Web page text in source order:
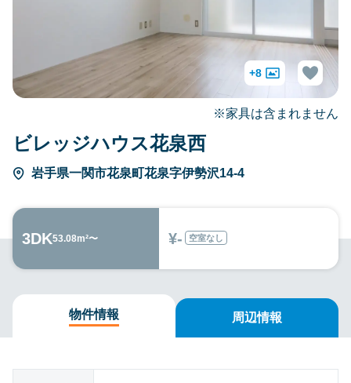
ビレッジハウス花泉西
岩手県一関市花泉町花泉字伊勢沢14-4
+8
※家具は含まれません
3DK53.08m²〜 ¥- 空室なし
物件情報 周辺情報